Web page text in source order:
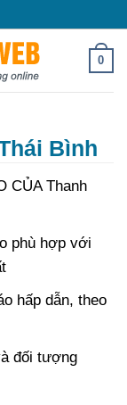
0
Bình
CỦA Thanh
phù hợp với
hấp dẫn, theo
đối tượng